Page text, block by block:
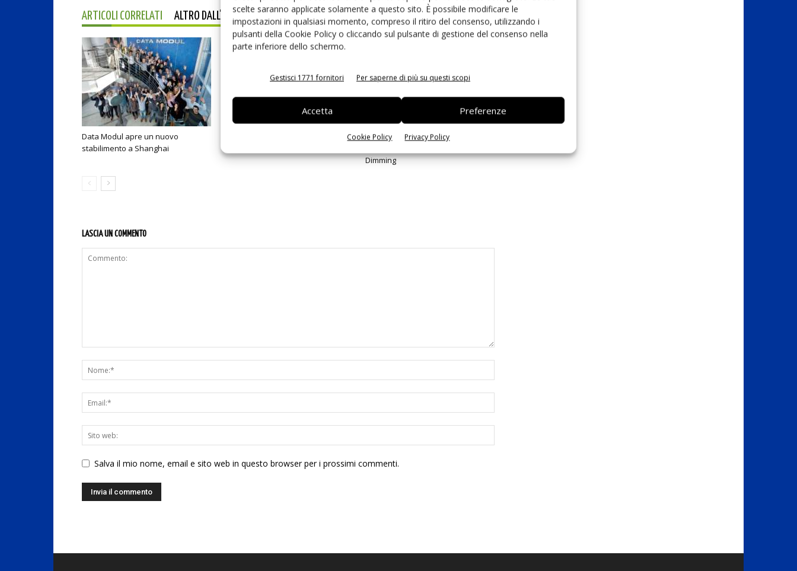
scelte saranno applicate solamente a questo sito. È possibile modificare le
impostazioni in qualsiasi momento, compreso il ritiro del consenso, utilizzando i
pulsanti della Cookie Policy o cliccando sul pulsante di gestione del consenso nella
parte inferiore dello schermo.
Gestisci 1771 fornitori Per saperne di più su questi scopi
Accetta Preferenze
Cookie Policy Privacy Policy
ARTICOLI CORRELATI ALTRO DALL'AUTORE
Data Modul apre un nuovo
stabilimento a Shanghai
DATA MODUL introduce nuovi LCD
Dimming
LASCIA UN COMMENTO
Salva il mio nome, email e sito web in questo browser per i prossimi commenti.